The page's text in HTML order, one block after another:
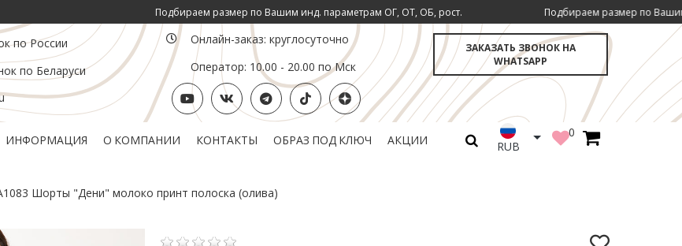
Подбираем размер по Вашим инд. параметрам ОГ, ОТ, ОБ, рост. Подбираем размер по Вашим инд.
по России
по Беларуси
Онлайн-заказ: круглосуточно
Оператор: 10.00 - 20.00 по Мск
ЗАКАЗАТЬ ЗВОНОК НА
WHATSAPP
ИНФОРМАЦИЯ О КОМПАНИИ КОНТАКТЫ ОБРАЗ ПОД КЛЮЧ АКЦИИ RUB
0
Шорты "Дени" молоко принт полоска (олива)